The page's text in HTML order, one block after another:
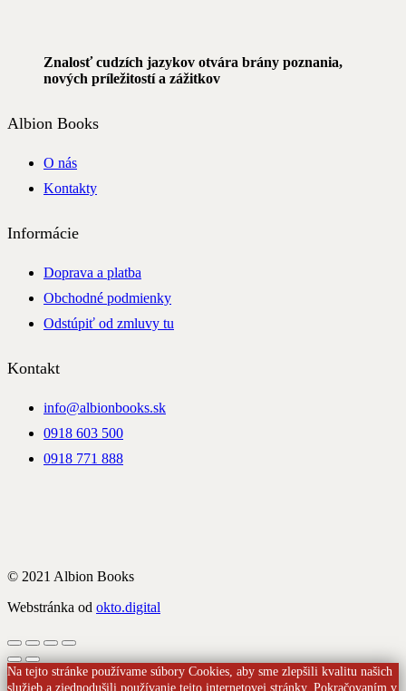
Znalosť cudzích jazykov otvára brány poznania,
nových príležitostí a zážitkov
Albion Books
O nás
Kontakty
Informácie
Doprava a platba
Obchodné podmienky
Odstúpiť od zmluvy tu
Kontakt
info@albionbooks.sk
0918 603 500
0918 771 888
© 2021 Albion Books
Webstránka od okto.digital
Na tejto stránke používame súbory Cookies, aby sme zlepšili kvalitu našich
služieb a zjednodušili používanie tejto internetovej stránky. Pokračovaním v